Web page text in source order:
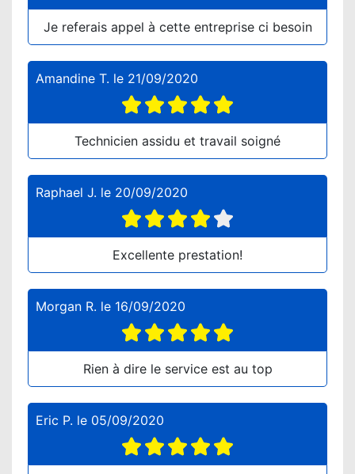
Je referais appel à cette entreprise ci besoin
Amandine T. le 21/09/2020
Technicien assidu et travail soigné
Raphael J. le 20/09/2020
Excellente prestation!
Morgan R. le 16/09/2020
Rien à dire le service est au top
Eric P. le 05/09/2020